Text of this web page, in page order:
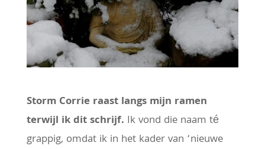
Storm Corrie raast langs mijn ramen
terwijl ik dit schrijf. Ik vond die naam té
grappig, omdat ik in het kader van ‘nieuwe